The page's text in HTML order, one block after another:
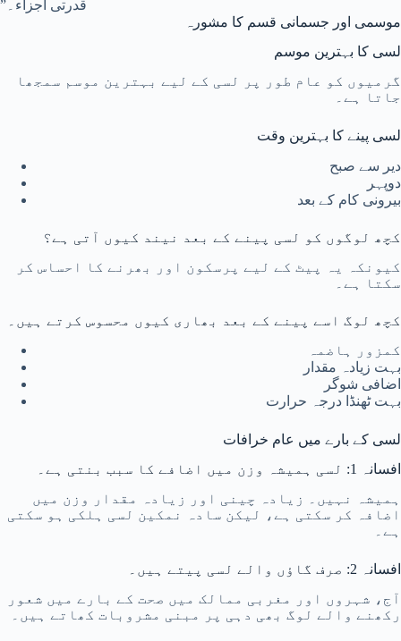
قدرتی اجزاء۔”
موسمی اور جسمانی قسم کا مشورہ
لسی کا بہترین موسم
گرمیوں کو عام طور پر لسی کے لیے بہترین موسم سمجھا
جاتا ہے۔
لسی پینے کا بہترین وقت
دیر سے صبح
دوپہر
بیرونی کام کے بعد
کچھ لوگوں کو لسی پینے کے بعد نیند کیوں آتی ہے؟
کیونکہ یہ پیٹ کے لیے پرسکون اور بھرنے کا احساس کر
سکتا ہے۔
کچھ لوگ اسے پینے کے بعد بھاری کیوں محسوس کرتے ہیں۔
کمزور ہاضمہ
بہت زیادہ مقدار
اضافی شوگر
بہت ٹھنڈا درجہ حرارت
لسی کے بارے میں عام خرافات
افسانہ 1: لسی ہمیشہ وزن میں اضافے کا سبب بنتی ہے۔
ہمیشہ نہیں۔ زیادہ چینی اور زیادہ مقدار وزن میں
اضافہ کر سکتی ہے، لیکن سادہ نمکین لسی ہلکی ہو سکتی
ہے۔
افسانہ 2: صرف گاؤں والے لسی پیتے ہیں۔
آج، شہروں اور مغربی ممالک میں صحت کے بارے میں شعور
رکھنے والے لوگ بھی دہی پر مبنی مشروبات کھاتے ہیں۔